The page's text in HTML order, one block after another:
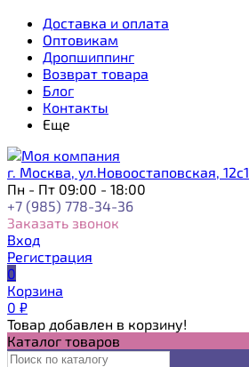
Доставка и оплата
Оптовикам
Дропшиппинг
Возврат товара
Блог
Контакты
Еще
г. Москва, ул.Новоостаповская, 12с1
Пн - Пт 09:00 - 18:00
+7 (985) 778-34-36
Заказать звонок
Вход
Регистрация
0
Корзина
0 ₽
Товар добавлен в корзину!
Каталог товаров